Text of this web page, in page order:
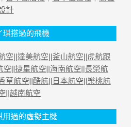
計
琪搭過的飛機
空 達美航空 釜山航空
虎航跟
空 捷星航空 海南航空 長榮航
草航空 酷航 日本航空 樂桃航
越南航空
用過的虛擬主機